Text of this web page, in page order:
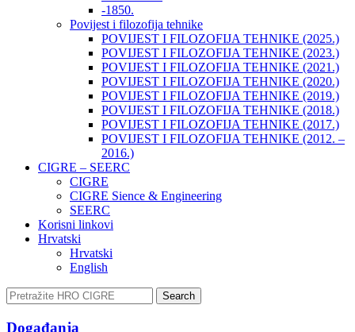
-1850.
Povijest i filozofija tehnike
POVIJEST I FILOZOFIJA TEHNIKE (2025.)
POVIJEST I FILOZOFIJA TEHNIKE (2023.)
POVIJEST I FILOZOFIJA TEHNIKE (2021.)
POVIJEST I FILOZOFIJA TEHNIKE (2020.)
POVIJEST I FILOZOFIJA TEHNIKE (2019.)
POVIJEST I FILOZOFIJA TEHNIKE (2018.)
POVIJEST I FILOZOFIJA TEHNIKE (2017.)
POVIJEST I FILOZOFIJA TEHNIKE (2012. –
2016.)
CIGRE – SEERC
CIGRE
CIGRE Sience & Engineering
SEERC
Korisni linkovi
Hrvatski
Hrvatski
English
Search
Događanja​